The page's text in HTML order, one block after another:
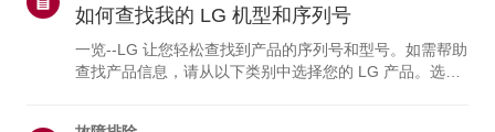
如何查找我的 LG 机型和序列号
一览--LG 让您轻松查找到产品的序列号和型号。如需帮助
查找产品信息，请从以下类别中选择您的 LG 产品。选择